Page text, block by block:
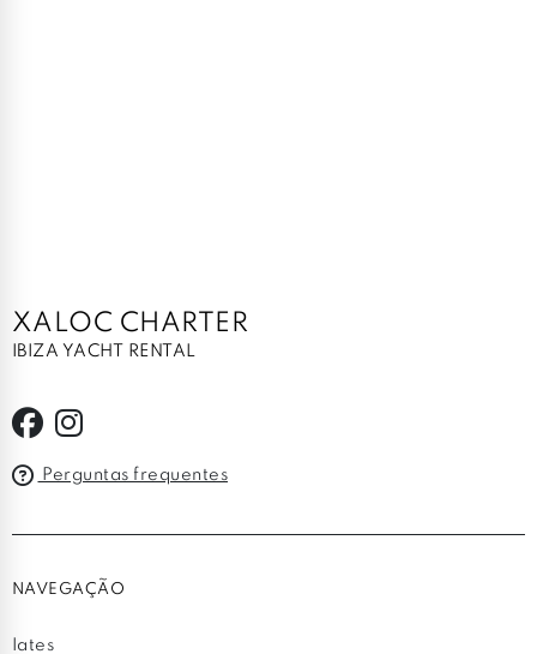
XALOC CHARTER
IBIZA YACHT RENTAL
Perguntas frequentes
NAVEGAÇÃO
Iates